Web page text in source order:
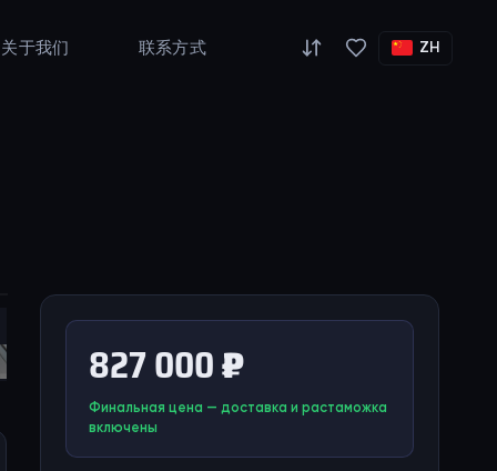
关于我们 联系方式 ZH
827 000 ₽
Финальная цена — доставка и растаможка
включены